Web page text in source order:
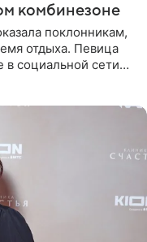
комбинезоне
поклонникам,
отдыха. Певица
в социальной сети